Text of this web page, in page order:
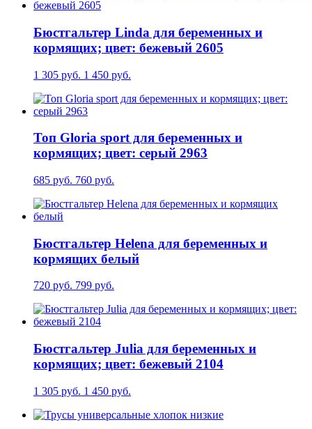
Бюстгальтер Linda для беременных и
кормящих; цвет: бежевый 2605
1 305 руб. 1 450 руб.
Топ Gloria sport для беременных и
кормящих; цвет: серый 2963
685 руб. 760 руб.
Бюстгальтер Helena для беременных и
кормящих белый
720 руб. 799 руб.
Бюстгальтер Julia для беременных и
кормящих; цвет: бежевый 2104
1 305 руб. 1 450 руб.